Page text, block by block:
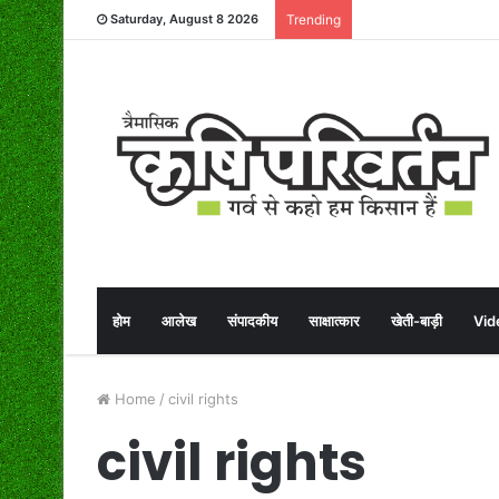
Saturday, August 8 2026 Trending
होम आलेख संपादकीय साक्षात्कार खेती-बाड़ी
Home / civil rights
civil rights